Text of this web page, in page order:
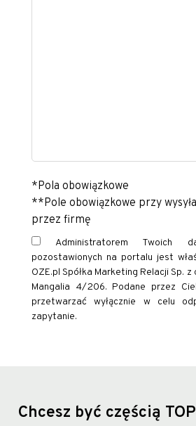
*Pola obowiązkowe
**Pole obowiązkowe przy
przez firmę
Administratorem Twoich
pozostawionych na portalu jest
OZE.pl Spółka Marketing Relacji Sp. z
Mangalia 4/206. Podane przez
przetwarzać wyłącznie w celu
zapytanie.
Chcesz być częścią